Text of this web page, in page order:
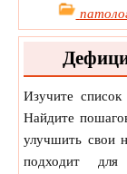
Изучите
Найдите
улучшить свои
подходит для